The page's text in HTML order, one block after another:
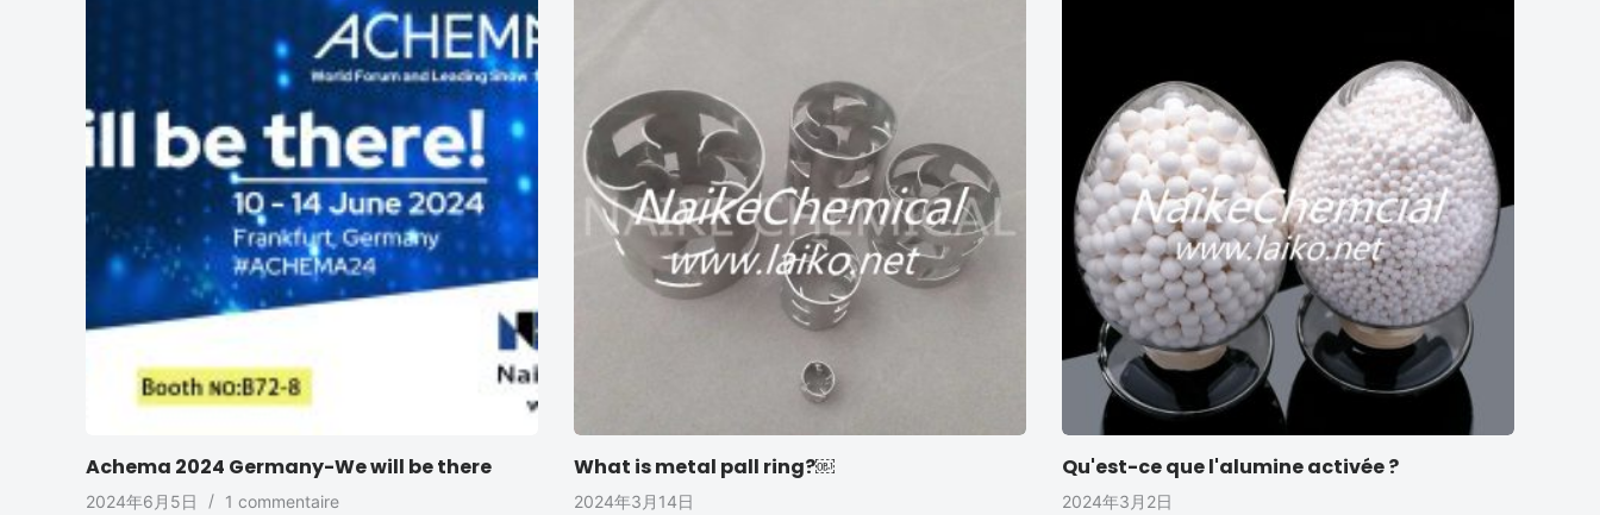
Achema 2024 Germany-We will be there
2024年6月5日 1 commentaire
What is metal pall ring?￼
2024年3月14日
Qu'est-ce que l'alumine activée ?
2024年3月2日